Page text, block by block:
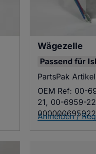
Wägezelle
Passend für
PartsPak
OEM Ref: 00-
21, 00-6959-
000000695922
Anmelden /